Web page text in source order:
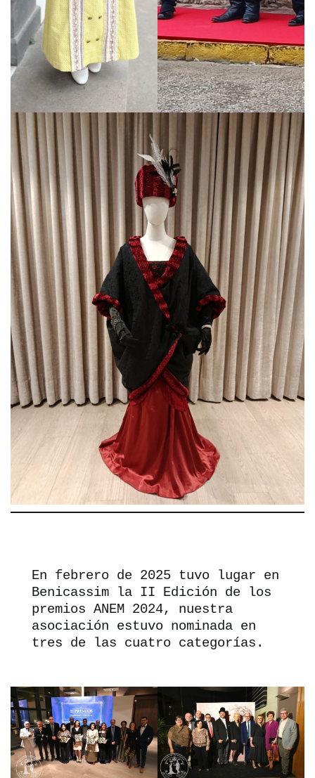
En febrero de 2025 tuvo lugar en
Benicassim la II Edición de los
premios ANEM 2024, nuestra
asociación estuvo nominada en
tres de las cuatro categorías.